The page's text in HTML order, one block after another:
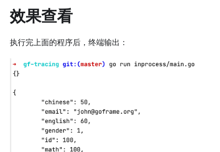
效果查看
执行完上面的程序后，终端输出：